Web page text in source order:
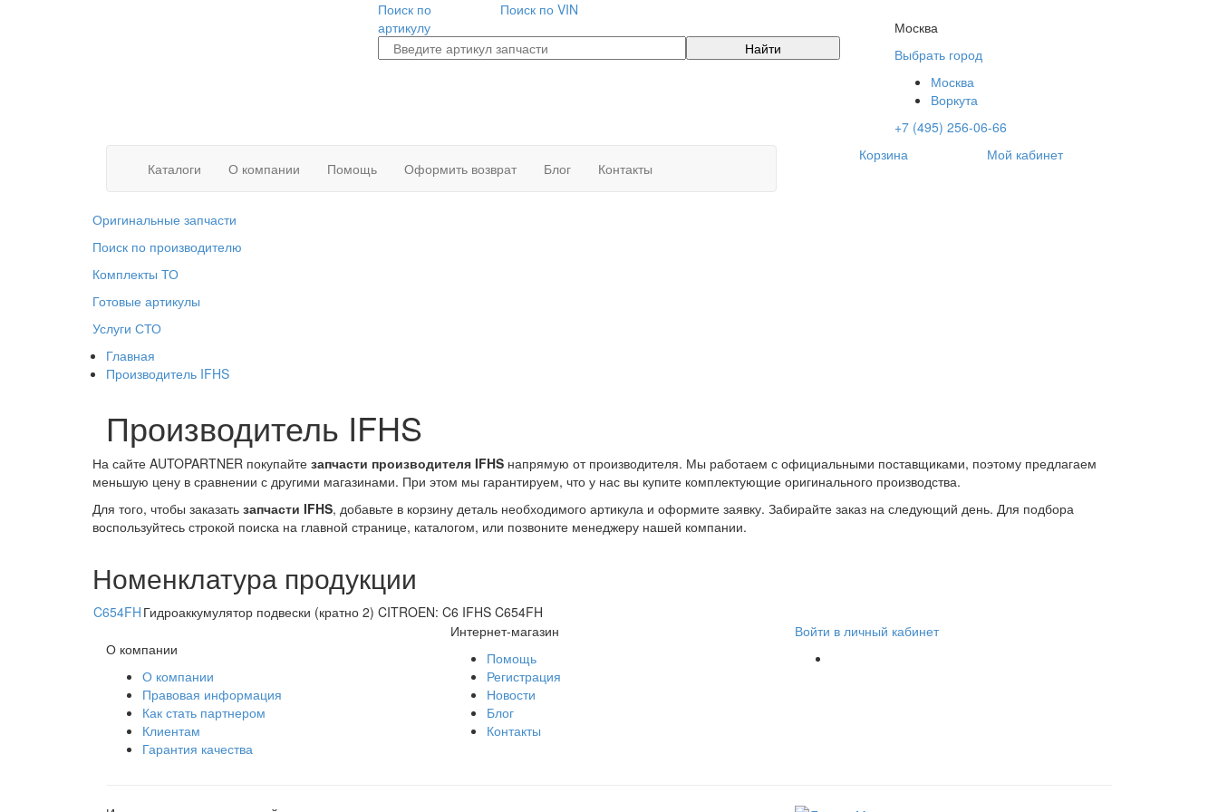
Поиск по
артикулу
Поиск по VIN
Найти
Москва
Выбрать город
Москва
Воркута
+7 (495) 256-06-66
Каталоги О компании Помощь Оформить возврат Блог Контакты
Корзина Мой кабинет
Оригинальные запчасти
Поиск по производителю
Комплекты ТО
Готовые артикулы
Услуги СТО
Главная
Производитель IFHS
Производитель IFHS
На сайте AUTOPARTNER покупайте запчасти производителя IFHS напрямую от производителя. Мы работаем с официальными поставщиками, поэтому предлагаем
меньшую цену в сравнении с другими магазинами. При этом мы гарантируем, что у нас вы купите комплектующие оригинального производства.
Для того, чтобы заказать запчасти IFHS, добавьте в корзину деталь необходимого артикула и оформите заявку. Забирайте заказ на следующий день. Для подбора
воспользуйтесь строкой поиска на главной странице, каталогом, или позвоните менеджеру нашей компании.
Номенклатура продукции
C654FH Гидроаккумулятор подвески (кратно 2) CITROEN: C6 IFHS C654FH
О компании
О компании
Правовая информация
Как стать партнером
Клиентам
Гарантия качества
Интернет-магазин
Помощь
Регистрация
Новости
Блог
Контакты
Войти в личный кабинет